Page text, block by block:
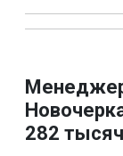
282